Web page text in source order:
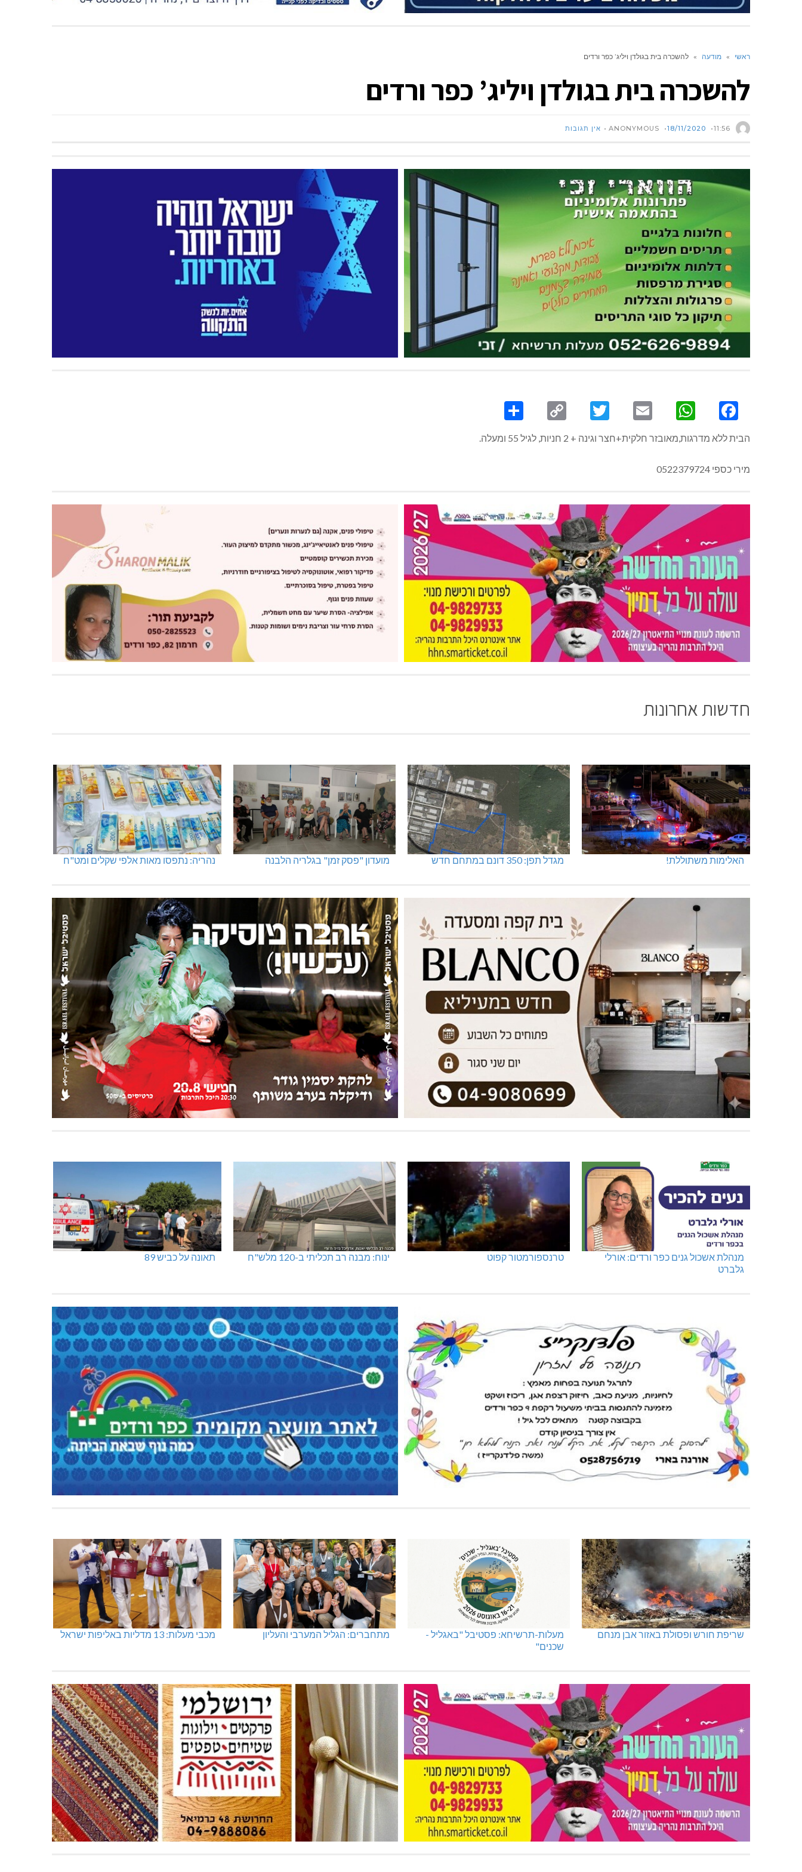
ראשי » מודעה » להשכרה בית בגולדן ויליג’ כפר ורדים
להשכרה בית בגולדן ויליג’ כפר ורדים
18/11/2020 11:56 אין תגובות
Facebook
WhatsApp
Email
Twitter
Copy
Link
הבית ללא מדרגות,מאובזר חלקית+חצר וגינה + 2 חניות, לגיל 55 ומעלה.
מירי כספי 0522379724
חדשות אחרונות
האלימות משתוללת! מגדל תפן: 350 דונם במתחם חדש מועדון "פסק זמן" בגלריה הלבנה נהריה: נתפסו מאות אלפי שקלים ומט"ח
מנהלת אשכול גנים כפר ורדים: אורלי
גלברט
טרנספורמטור קפוט ינוח: מבנה רב תכליתי ב-120 מלש"ח תאונה על כביש 89
שריפת חורש ופסולת באזור אבן מנחם
מעלות-תרשיחא: פסטיבל "באגליל -
שכנים"
מתחברים: הגליל המערבי והעליון מכבי מעלות: 13 מדליות באליפות ישראל